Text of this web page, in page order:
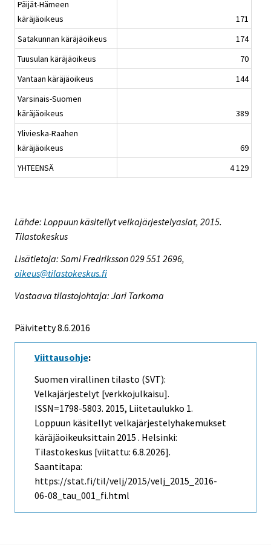
Päijät-Hämeen
käräjäoikeus
171
Satakunnan käräjäoikeus
174
Tuusulan käräjäoikeus
70
Vantaan käräjäoikeus
144
Varsinais-Suomen
käräjäoikeus
389
Ylivieska-Raahen
käräjäoikeus
69
YHTEENSÄ
4 129
Lähde: Loppuun käsitellyt velkajärjestelyasiat, 2015.
Tilastokeskus
Lisätietoja: Sami Fredriksson 029 551 2696,
oikeus@tilastokeskus.fi
Vastaava tilastojohtaja: Jari Tarkoma
Päivitetty 8.6.2016
Viittausohje:
Suomen virallinen tilasto (SVT):
Velkajärjestelyt [verkkojulkaisu].
ISSN=1798-5803. 2015, Liitetaulukko 1.
Loppuun käsitellyt velkajärjestelyhakemukset
käräjäoikeuksittain 2015 . Helsinki:
Tilastokeskus [viitattu: 6.8.2026].
Saantitapa:
https://stat.fi/til/velj/2015/velj_2015_2016-
06-08_tau_001_fi.html